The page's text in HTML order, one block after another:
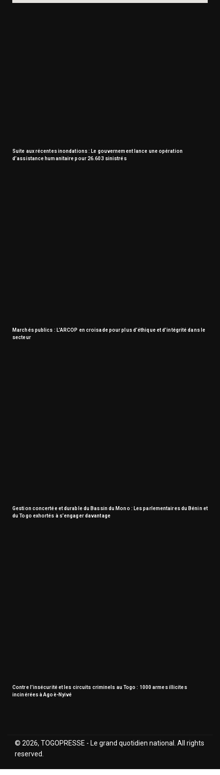
Suite aux récentes inondations : Le gouvernement lance une opération
d’assistance humanitaire pour 26.603 sinistrés
Marchés publics : L’ARCOP en croisade pour plus d’éthique et d’intégrité dans le
secteur
Gestion concertée et durable du Bassin du Mono : Les parlementaires du Bénin et
du Togo exhortés à s’engager davantage
Contre l’insécurité et les circuits criminels au Togo : 1000 armes illicites
incinérées à Agoè-Nyivé
© 2026, TOGOPRESSE - Le grand quotidien national. All rights
reserved.